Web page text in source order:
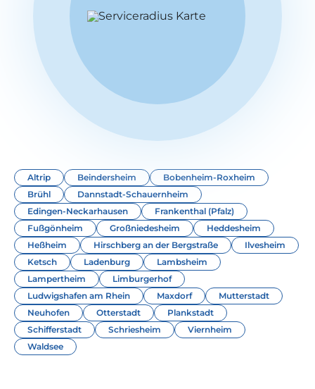
Altrip Beindersheim
Bobenheim-Roxheim
Brühl
Dannstadt-Schauernheim
Edingen-Neckarhausen
Frankenthal (Pfalz)
Fußgönheim
Großniedesheim
Heddesheim
Heßheim
Hirschberg an der Bergstraße
Ilvesheim
Ketsch
Ladenburg
Lambsheim
Lampertheim
Limburgerhof
Ludwigshafen am Rhein
Maxdorf
Mutterstadt
Neuhofen
Otterstadt
Plankstadt
Schifferstadt
Schriesheim
Viernheim
Waldsee